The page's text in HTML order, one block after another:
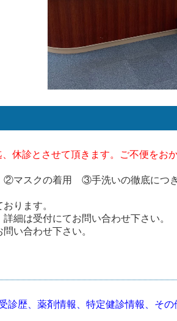
休診とさせて頂きます。ご不便をお
②マスクの着用 ③手洗いの徹底につ
ります。
細は受付にてお問い合わせ下さい。
い合わせ下さい。
診歴、薬剤情報、特定健診情報、その